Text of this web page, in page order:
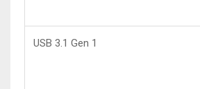
USB 3.1 Gen 1